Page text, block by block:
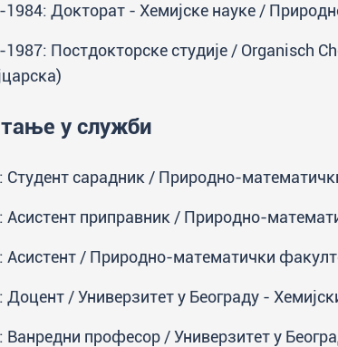
1984: Докторат - Хемијске науке /
1987: Постдокторске студије / Orgаnisch
у служби
Студент сарадник / Природно-
Асистент приправник / Природно-
Асистент / Природно-математички
Доцент / Универзитет у Београду -
Ванредни професор / Универзитет у